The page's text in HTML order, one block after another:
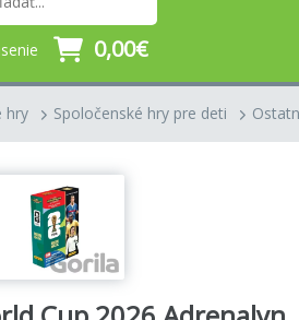
0,00€
hry Spoločenské hry pre deti